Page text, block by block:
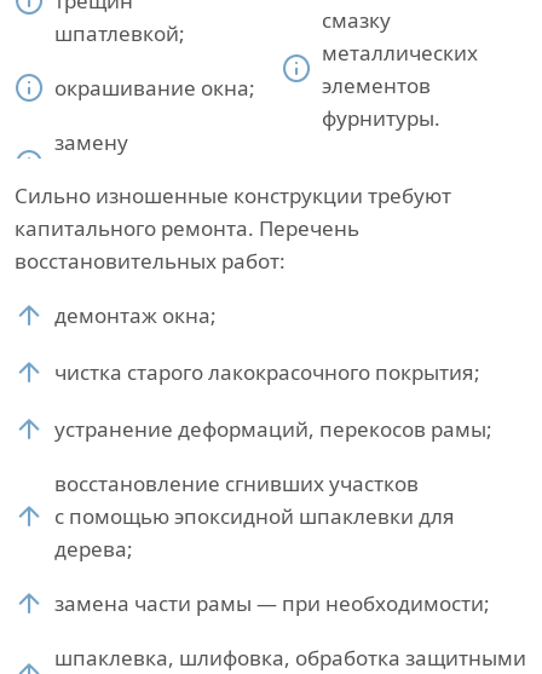
шпатлевкой;
окрашивание окна;
замену
смазку
металлических
элементов
фурнитуры.
Сильно изношенные конструкции требуют
капитального ремонта. Перечень
восстановительных работ:
демонтаж окна;
чистка старого лакокрасочного покрытия;
устранение деформаций, перекосов рамы;
восстановление сгнивших участков
с помощью эпоксидной шпаклевки для
дерева;
замена части рамы — при необходимости;
шпаклевка, шлифовка, обработка защитными